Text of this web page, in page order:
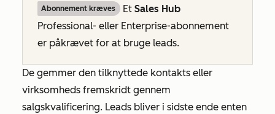
Abonnement kræves Et Sales Hub
Professional- eller Enterprise-abonnement
er påkrævet for at bruge leads.
De gemmer den tilknyttede kontakts eller
virksomheds fremskridt gennem
salgskvalificering. Leads bliver i sidste ende enten